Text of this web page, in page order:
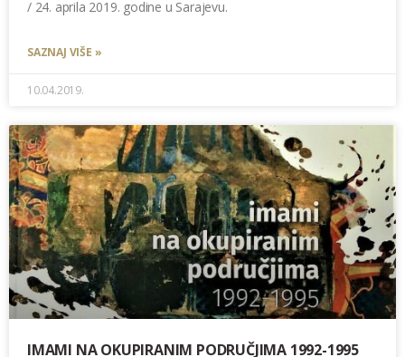
/ 24. aprila 2019. godine u Sarajevu.
SAZNAJ VIŠE »
10.04.2019.
IMAMI NA OKUPIRANIM PODRUČJIMA 1992-1995